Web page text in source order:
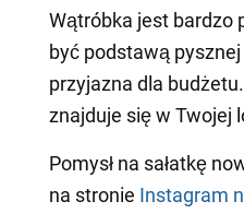
Wątróbka jest bardzo
być podstawą
przyjazna dla
znajduje się w Twojej
Pomysł na sałatkę
na stronie Instagram